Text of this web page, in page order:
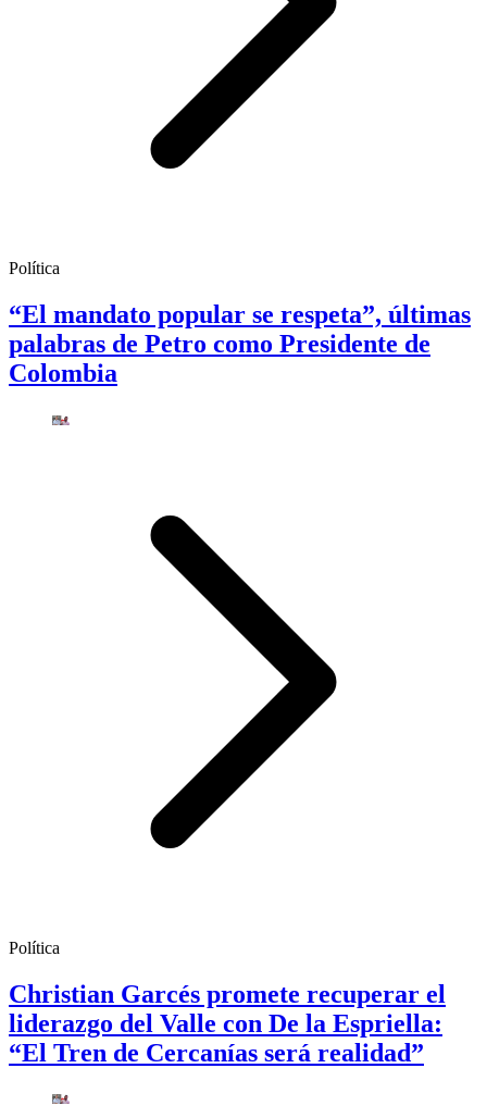
Política
“El mandato popular se respeta”, últimas
palabras de Petro como Presidente de
Colombia
Política
Christian Garcés promete recuperar el
liderazgo del Valle con De la Espriella:
“El Tren de Cercanías será realidad”